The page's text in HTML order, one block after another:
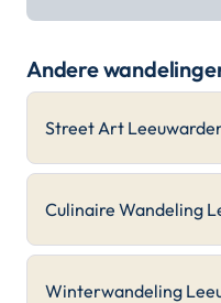
Andere
Street Art
Culinaire Wandeling
Winterwandeling